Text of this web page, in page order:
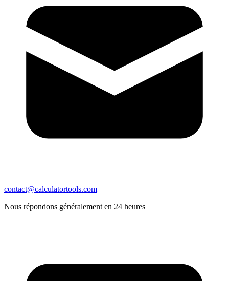
contact@calculatortools.com
Nous répondons généralement en 24 heures